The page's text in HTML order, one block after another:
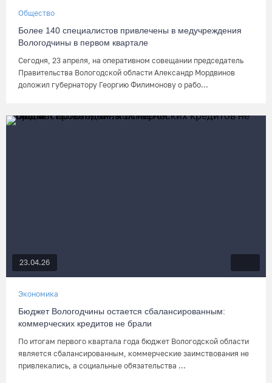
Общество
Более 140 специалистов привлечены в медучреждения
Вологодчины в первом квартале
Сегодня, 23 апреля, на оперативном совещании председатель
Правительства Вологодской области Александр Мордвинов
доложил губернатору Георгию Филимонову о рабо...
23.04.26
Экономика
Бюджет Вологодчины остается сбалансированным:
коммерческих кредитов не брали
По итогам первого квартала года бюджет Вологодской области
является сбалансированным, коммерческие заимствования не
привлекались, а социальные обязательства ...